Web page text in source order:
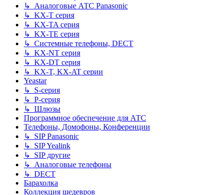
↳ Аналоговые АТС Panasonic
↳ KX-T серия
↳ KX-TA серия
↳ KX-TE серия
↳ Системные телефоны, DECT
↳ KX-NT серия
↳ KX-DT серия
↳ KX-T, KX-AT серии
Yeastar
↳ S-серия
↳ P-серия
↳ Шлюзы
Программное обеспечение для АТС
Телефоны, Домофоны, Конференции
↳ SIP Panasonic
↳ SIP Yealink
↳ SIP другие
↳ Аналоговые телефоны
↳ DECT
Барахолка
Коллекция шедевров